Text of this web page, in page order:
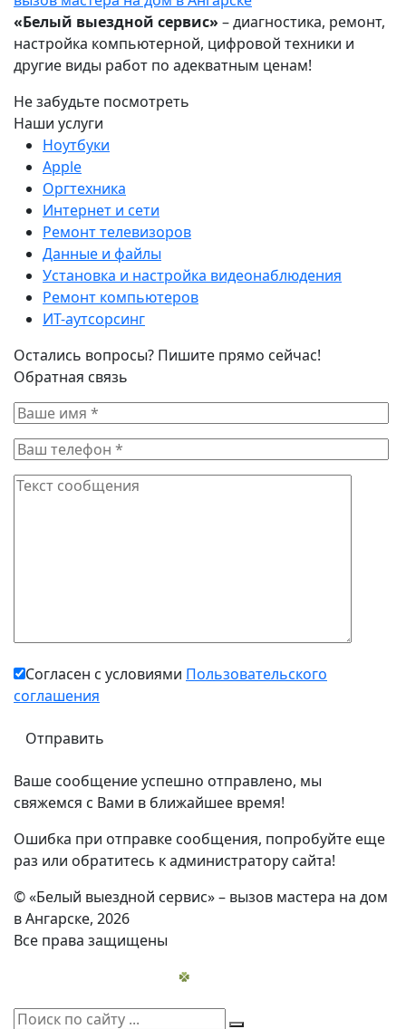
«Белый выездной сервис» – диагностика, ремонт,
настройка компьютерной, цифровой техники и
другие виды работ по адекватным ценам!
Не забудьте посмотреть
Наши услуги
Ноутбуки
Apple
Оргтехника
Интернет и сети
Ремонт телевизоров
Данные и файлы
Установка и настройка видеонаблюдения
Ремонт компьютеров
ИТ-аутсорсинг
Остались вопросы? Пишите прямо сейчас!
Обратная связь
Согласен с условиями Пользовательского
соглашения
Ваше сообщение успешно отправлено, мы
свяжемся с Вами в ближайшее время!
Ошибка при отправке сообщения, попробуйте еще
раз или обратитесь к администратору сайта!
© «Белый выездной сервис» – вызов мастера на дом
в Ангарске, 2026
Все права защищены